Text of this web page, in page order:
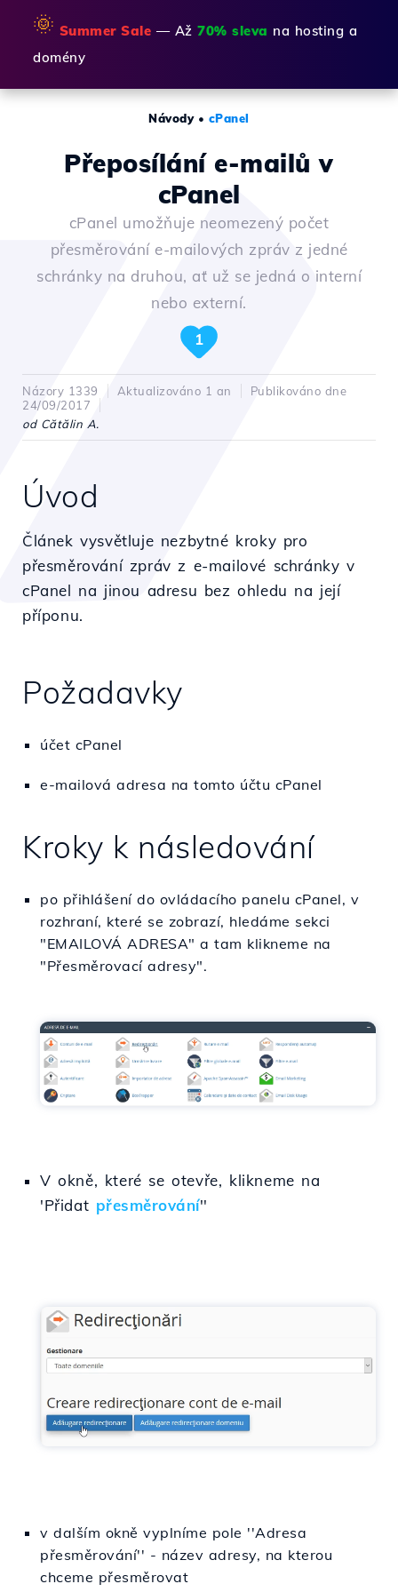
🌞 Summer Sale — Až 70% sleva na hosting a
domény
Návody• cPanel
Přeposílání e-mailů v
cPanel
cPanel umožňuje neomezený počet
přesměrování e-mailových zpráv z jedné
schránky na druhou, ať už se jedná o interní
nebo externí.
1
Názory 1339 Aktualizováno 1 an
Publikováno dne
24/09/2017
od Cătălin A.
Úvod
Článek vysvětluje nezbytné kroky pro
přesměrování zpráv z e-mailové schránky v
cPanel na jinou adresu bez ohledu na její
příponu.
Požadavky
účet cPanel
e-mailová adresa na tomto účtu cPanel
Kroky k následování
po přihlášení do ovládacího panelu cPanel, v
rozhraní, které se zobrazí, hledáme sekci
"EMAILOVÁ ADRESA" a tam klikneme na
"Přesměrovací adresy".
V okně, které se otevře, klikneme na
'Přidat přesměrování''
v dalším okně vyplníme pole ''Adresa
přesměrování'' - název adresy, na kterou
chceme přesměrovat